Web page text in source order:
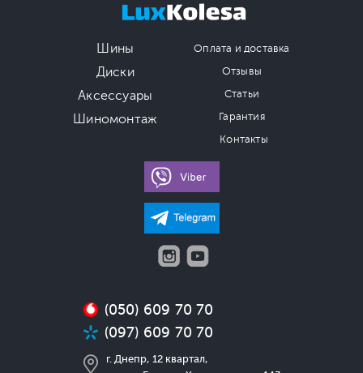
Шины
Диски
Аксессуары
Шиномонтаж
Оплата и доставка
Отзывы
Статьи
Гарантия
Контакты
(050) 609 70 70
(097) 609 70 70
г. Днепр, 12 квартал,